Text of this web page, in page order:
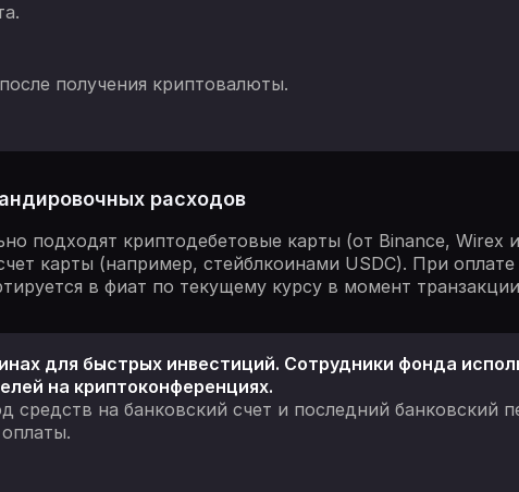
получения криптовалюты.
расходов
подходят криптодебетовые карты (от Binance, Wirex
карты (например, стейблкоинами USDC). При
в фиат по текущему курсу в момент
для быстрых инвестиций. Сотрудники фонда
на криптоконференциях.
на банковский счет и последний банковский